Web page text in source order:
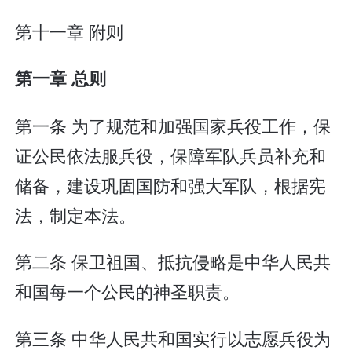
第十一章 附则
第一章 总则
第一条 为了规范和加强国家兵役工作，保
证公民依法服兵役，保障军队兵员补充和
储备，建设巩固国防和强大军队，根据宪
法，制定本法。
第二条 保卫祖国、抵抗侵略是中华人民共
和国每一个公民的神圣职责。
第三条 中华人民共和国实行以志愿兵役为